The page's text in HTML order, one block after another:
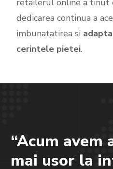
retailerul online a tinut
dedicarea continua a
imbunatatirea si
cerintele pietei.
“Acum avem
mai usor la